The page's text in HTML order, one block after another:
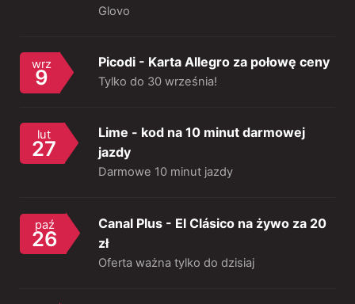
Glovo
wrz
9
Picodi - Karta Allegro za połowę ceny
Tylko do 30 września!
lut
27
Lime - kod na 10 minut darmowej
jazdy
Darmowe 10 minut jazdy
paź
26
Canal Plus - El Clásico na żywo za 20
zł
Oferta ważna tylko do dzisiaj